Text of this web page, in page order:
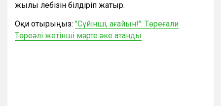
жылы лебізін білдіріп жатыр.
Оқи отырыңыз: "Сүйінші, ағайын!": Төреғали
Төреәлі жетінші мәрте әке атанды